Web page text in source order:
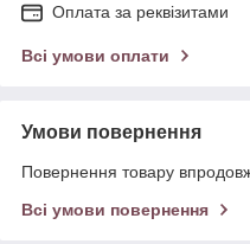
Оплата за реквізитами
Всі умови оплати
Умови повернення
Повернення товару
Всі умови повернення